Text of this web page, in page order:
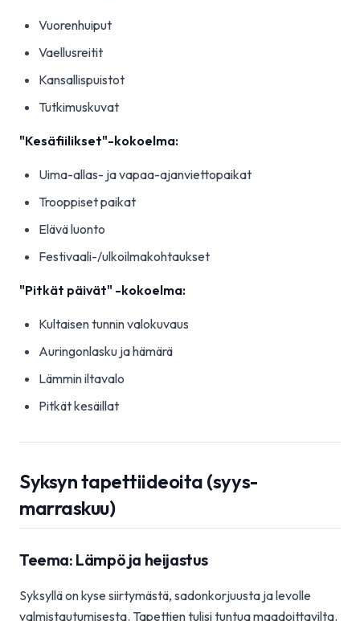
Vuorenhuiput
Vaellusreitit
Kansallispuistot
Tutkimuskuvat
"Kesäfiilikset"-kokoelma:
Uima-allas- ja vapaa-ajanviettopaikat
Trooppiset paikat
Elävä luonto
Festivaali-/ulkoilmakohtaukset
"Pitkät päivät" -kokoelma:
Kultaisen tunnin valokuvaus
Auringonlasku ja hämärä
Lämmin iltavalo
Pitkät kesäillat
Syksyn tapettiideoita (syys-
marraskuu)
Teema: Lämpö ja heijastus
Syksyllä on kyse siirtymästä, sadonkorjuusta ja levolle
valmistautumisesta. Tapettien tulisi tuntua maadoittavilta.